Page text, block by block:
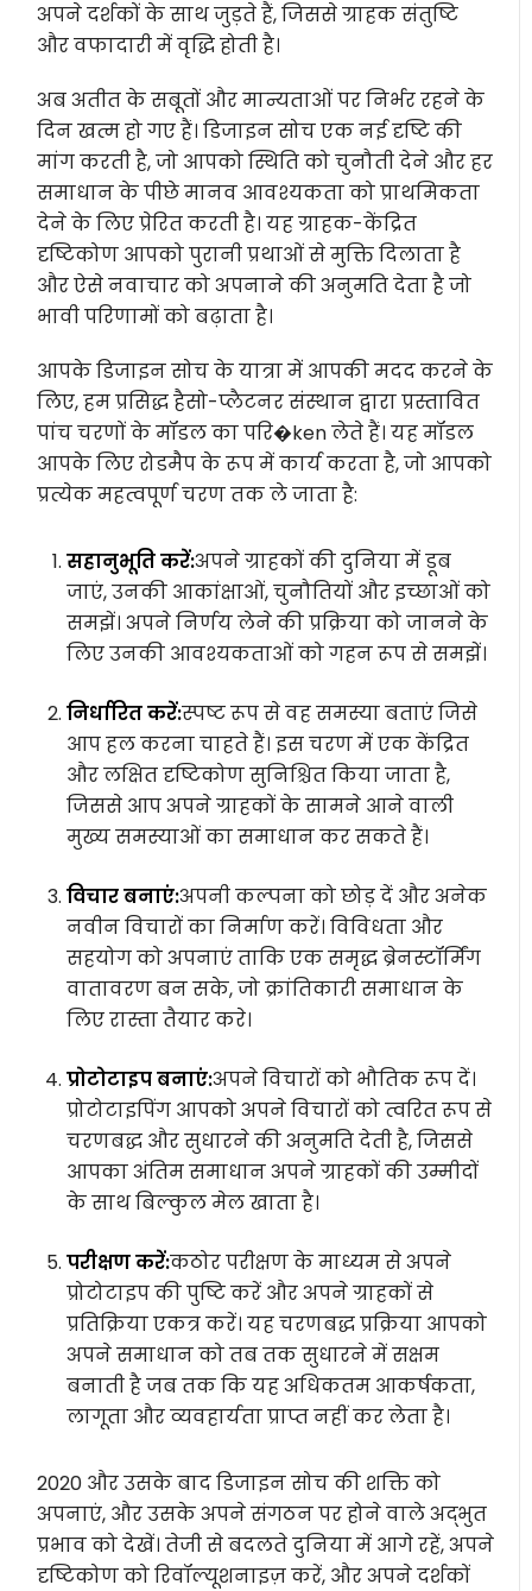
अपने दर्शकों के साथ जुड़ते हैं, जिससे ग्राहक संतुष्टि
और वफादारी में वृद्धि होती है।
अब अतीत के सबूतों और मान्यताओं पर निर्भर रहने के
दिन खत्म हो गए हैं। डिजाइन सोच एक नई दृष्टि की
मांग करती है, जो आपको स्थिति को चुनौती देने और हर
समाधान के पीछे मानव आवश्यकता को प्राथमिकता
देने के लिए प्रेरित करती है। यह ग्राहक-केंद्रित
दृष्टिकोण आपको पुरानी प्रथाओं से मुक्ति दिलाता है
और ऐसे नवाचार को अपनाने की अनुमति देता है जो
भावी परिणामों को बढ़ाता है।
आपके डिजाइन सोच के यात्रा में आपकी मदद करने के
लिए, हम प्रसिद्ध हैसो-प्लैटनर संस्थान द्वारा प्रस्तावित
पांच चरणों के मॉडल का परि�ken लेते हैं। यह मॉडल
आपके लिए रोडमैप के रूप में कार्य करता है, जो आपको
प्रत्येक महत्वपूर्ण चरण तक ले जाता है:
सहानुभूति करें:अपने ग्राहकों की दुनिया में डूब
जाएं, उनकी आकांक्षाओं, चुनौतियों और इच्छाओं को
समझें। अपने निर्णय लेने की प्रक्रिया को जानने के
लिए उनकी आवश्यकताओं को गहन रूप से समझें।
निर्धारित करें:स्पष्ट रूप से वह समस्या बताएं जिसे
आप हल करना चाहते हैं। इस चरण में एक केंद्रित
और लक्षित दृष्टिकोण सुनिश्चित किया जाता है,
जिससे आप अपने ग्राहकों के सामने आने वाली
मुख्य समस्याओं का समाधान कर सकते हैं।
विचार बनाएं:अपनी कल्पना को छोड़ दें और अनेक
नवीन विचारों का निर्माण करें। विविधता और
सहयोग को अपनाएं ताकि एक समृद्ध ब्रेनस्टॉर्मिंग
वातावरण बन सके, जो क्रांतिकारी समाधान के
लिए रास्ता तैयार करे।
प्रोटोटाइप बनाएं:अपने विचारों को भौतिक रूप दें।
प्रोटोटाइपिंग आपको अपने विचारों को त्वरित रूप से
चरणबद्ध और सुधारने की अनुमति देती है, जिससे
आपका अंतिम समाधान अपने ग्राहकों की उम्मीदों
के साथ बिल्कुल मेल खाता है।
परीक्षण करें:कठोर परीक्षण के माध्यम से अपने
प्रोटोटाइप की पुष्टि करें और अपने ग्राहकों से
प्रतिक्रिया एकत्र करें। यह चरणबद्ध प्रक्रिया आपको
अपने समाधान को तब तक सुधारने में सक्षम
बनाती है जब तक कि यह अधिकतम आकर्षकता,
लागूता और व्यवहार्यता प्राप्त नहीं कर लेता है।
2020 और उसके बाद डिजाइन सोच की शक्ति को
अपनाएं, और उसके अपने संगठन पर होने वाले अद्भुत
प्रभाव को देखें। तेजी से बदलते दुनिया में आगे रहें, अपने
दृष्टिकोण को रिवॉल्यूशनाइज़ करें, और अपने दर्शकों